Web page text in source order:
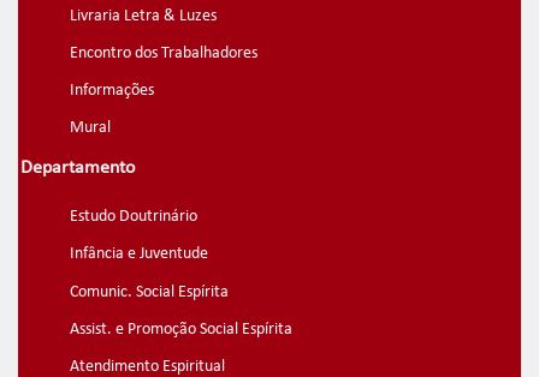
Livraria Letra & Luzes
Encontro dos Trabalhadores
Informações
Mural
Departamento
Estudo Doutrinário
Infância e Juventude
Comunic. Social Espírita
Assist. e Promoção Social Espírita
Atendimento Espiritual